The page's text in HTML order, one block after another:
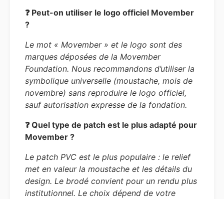
❓ Peut-on utiliser le logo officiel Movember
?
Le mot « Movember » et le logo sont des
marques déposées de la Movember
Foundation. Nous recommandons d’utiliser la
symbolique universelle (moustache, mois de
novembre) sans reproduire le logo officiel,
sauf autorisation expresse de la fondation.
❓ Quel type de patch est le plus adapté pour
Movember ?
Le patch PVC est le plus populaire : le relief
met en valeur la moustache et les détails du
design. Le brodé convient pour un rendu plus
institutionnel. Le choix dépend de votre